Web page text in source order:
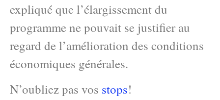
expliqué que l’élargissement du
programme ne pouvait se justifier au
regard de l’amélioration des conditions
économiques générales.
N’oubliez pas vos stops!